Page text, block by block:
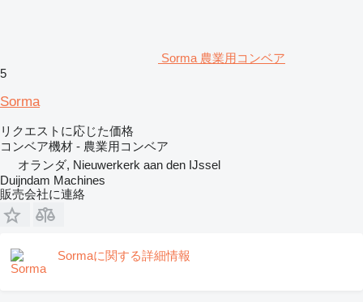
Sorma 農業用コンベア
5
Sorma
リクエストに応じた価格
コンベア機材 - 農業用コンベア
オランダ, Nieuwerkerk aan den IJssel
Duijndam Machines
販売会社に連絡
Sormaに関する詳細情報